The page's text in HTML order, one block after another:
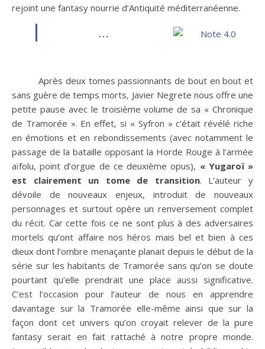
rejoint une fantasy nourrie d’Antiquité méditerranéenne.
…
Après deux tomes passionnants de bout en bout et
sans guère de temps morts, Javier Negrete nous offre une
petite pause avec le troisième volume de sa « Chronique
de Tramorée ». En effet, si « Syfron » c’était révélé riche
en émotions et en rebondissements (avec notamment le
passage de la bataille opposant la Horde Rouge à l’armée
aïfolu, point d’orgue de ce deuxième opus), « Yugaroï »
est clairement un tome de transition. L’auteur y
dévoile de nouveaux enjeux, introduit de nouveaux
personnages et surtout opère un renversement complet
du récit. Car cette fois ce ne sont plus à des adversaires
mortels qu’ont affaire nos héros mais bel et bien à ces
dieux dont l’ombre menaçante planait depuis le début de la
série sur les habitants de Tramorée sans qu’on se doute
pourtant qu’elle prendrait une place aussi significative.
C’est l’occasion pour l’auteur de nous en apprendre
davantage sur la Tramorée elle-même ainsi que sur la
façon dont cet univers qu’on croyait relever de la pure
fantasy serait en fait rattaché à notre propre monde.